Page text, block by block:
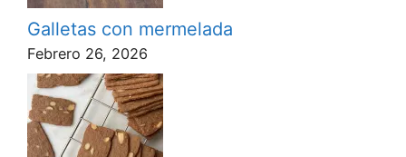
Galletas con mermelada
Febrero 26, 2026